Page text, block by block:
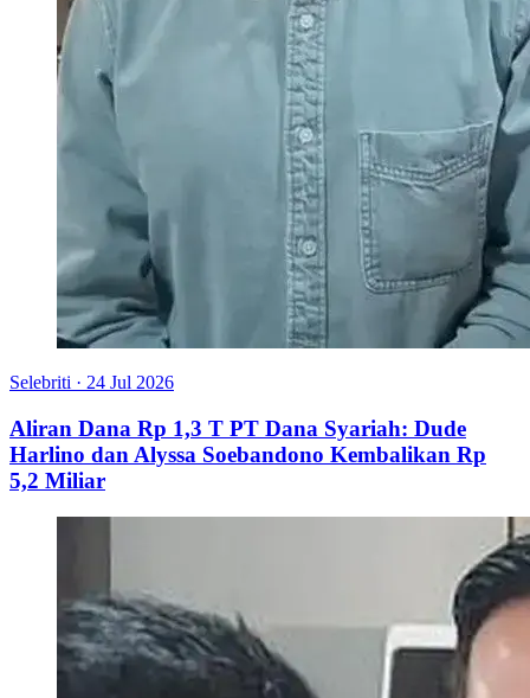
Selebriti · 24 Jul 2026
Aliran Dana Rp 1,3 T PT Dana Syariah: Dude
Harlino dan Alyssa Soebandono Kembalikan Rp
5,2 Miliar